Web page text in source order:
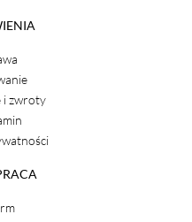
i zwroty